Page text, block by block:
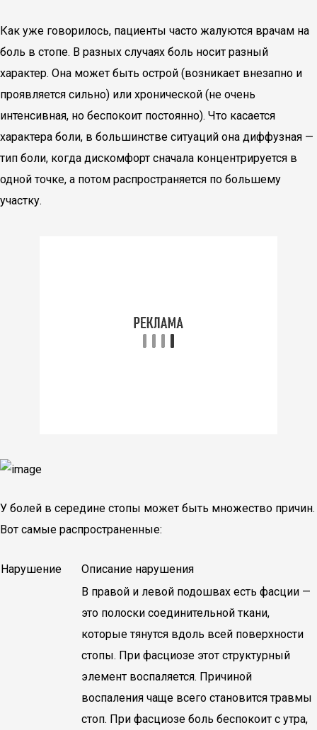
Как уже говорилось, пациенты часто жалуются врачам на
боль в стопе. В разных случаях боль носит разный
характер. Она может быть острой (возникает внезапно и
проявляется сильно) или хронической (не очень
интенсивная, но беспокоит постоянно). Что касается
характера боли, в большинстве ситуаций она диффузная —
тип боли, когда дискомфорт сначала концентрируется в
одной точке, а потом распространяется по большему
участку.
У болей в середине стопы может быть множество причин.
Вот самые распространенные:
Нарушение Описание нарушения
В правой и левой подошвах есть фасции —
это полоски соединительной ткани,
которые тянутся вдоль всей поверхности
стопы. При фасциозе этот структурный
элемент воспаляется. Причиной
воспаления чаще всего становится травмы
стоп. При фасциозе боль беспокоит с утра,